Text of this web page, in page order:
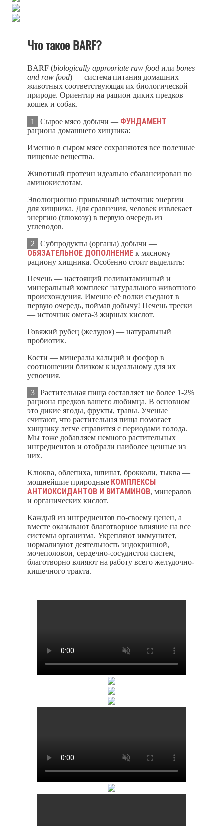
Что такое BARF?
BARF (biologically appropriate raw food или bones
and raw food) — система питания домашних
животных соответствующая их биологической
природе. Ориентир на рацион диких предков
кошек и собак.
1 Сырое мясо добычи — ФУНДАМЕНТ
рациона домашнего хищника:
Именно в сыром мясе сохраняются все полезные
пищевые вещества.
Животный протеин идеально сбалансирован по
аминокислотам.
Эволюционно привычный источник энергии
для хищника. Для сравнения, человек извлекает
энергию (глюкозу) в первую очередь из
углеводов.
2
Субпродукты (органы) добычи —
ОБЯЗАТЕЛЬНОЕ ДОПОЛНЕНИЕ к мясному
рациону хищника. Особенно стоит выделить:
Печень — настоящий поливитаминный и
минеральный комплекс натурального животного
происхождения. Именно её волки съедают в
первую очередь, поймав добычу! Печень трески
— источник омега-3 жирных кислот.
Говяжий рубец (желудок) — натуральный
пробиотик.
Кости — минералы кальций и фосфор в
соотношении близком к идеальному для их
усвоения.
3
Растительная пища составляет не более 1-2%
рациона предков вашего любимца. В основном
это дикие ягоды, фрукты, травы. Ученые
считают, что растительная пища помогает
хищнику легче справится с периодами голода.
Мы тоже добавляем немного растительных
ингредиентов и отобрали наиболее ценные из
них.
Клюква, облепиха, шпинат, брокколи, тыква —
мощнейшие природные КОМПЛЕКСЫ
АНТИОКСИДАНТОВ И ВИТАМИНОВ, минералов
и органических кислот.
Каждый из ингредиентов по-своему ценен, а
вместе оказывают благотворное влияние на все
системы организма. Укрепляют иммунитет,
нормализуют деятельность эндокринной,
мочеполовой, сердечно-сосудистой систем,
благотворно влияют на работу всего желудочно-
кишечного тракта.